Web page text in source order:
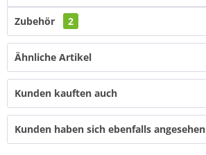
Zubehör 2
Ähnliche Artikel
Kunden kauften auch
Kunden haben sich ebenfalls angesehen